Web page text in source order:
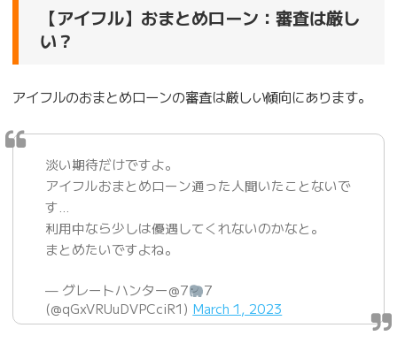
【アイフル】おまとめローン：審査は厳し
い？
アイフルのおまとめローンの審査は厳しい傾向にあります。
淡い期待だけですよ。
アイフルおまとめローン通った人聞いたことないで
す…
利用中なら少しは優遇してくれないのかなと。
まとめたいですよね。
— グレートハンター@7
7
(@qGxVRUuDVPCciR1) March 1, 2023